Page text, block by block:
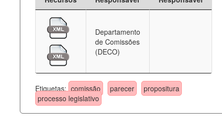
Departamento
de Comissões
(DECO)
Etiquetas: comissão parecer
propositura
processo legislativo